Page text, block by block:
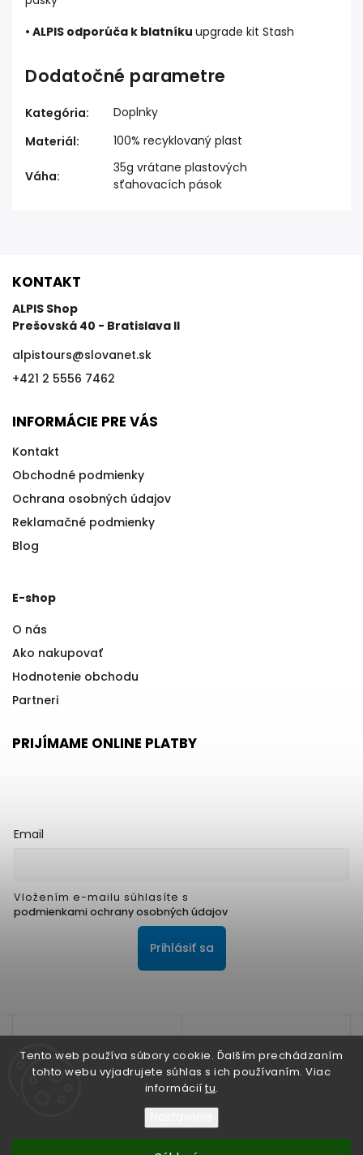
Tento web používa súbory cookie. Ďalším prechádzaním
tohto webu vyjadrujete súhlas s ich používaním. Viac
informácií tu.
• ALPIS odporúča k blatníku upgrade kit Stash
Dodatočné parametre
Kategória:
Doplnky
Materiál: 100% recyklovaný plast
Váha:
35g vrátane plastových
sťahovacích pások
KONTAKT
ALPIS Shop
Prešovská 40 - Bratislava II
alpistours@slovanet.sk
+421 2 5556 7462
INFORMÁCIE PRE VÁS
Kontakt
Obchodné podmienky
Ochrana osobných údajov
Reklamačné podmienky
Blog
E-shop
O nás
Ako nakupovať
Hodnotenie obchodu
Partneri
PRIJÍMAME ONLINE PLATBY
Email
Vložením e-mailu súhlasíte s
podmienkami ochrany osobných údajov
Prihlásiť sa
ALPIS SHOP . Všetky práva vyhradené.
Na zlepšenie našich služieb používame cookies. O ich
používaní a možnostiach nastavenia sa dozviete viac v
Nesúhlasím